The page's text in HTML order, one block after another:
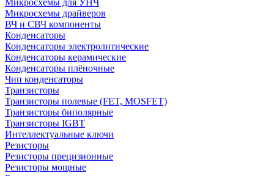
Микросхемы для УНЧ
Микросхемы драйверов
ВЧ и СВЧ компоненты
Конденсаторы
Конденсаторы электролитические
Конденсаторы керамические
Конденсаторы плёночные
Чип конденсаторы
Транзисторы
Транзисторы полевые (FET, MOSFET)
Транзисторы биполярные
Транзисторы IGBT
Интеллектуальные ключи
Резисторы
Резисторы прецизионные
Резисторы мощные